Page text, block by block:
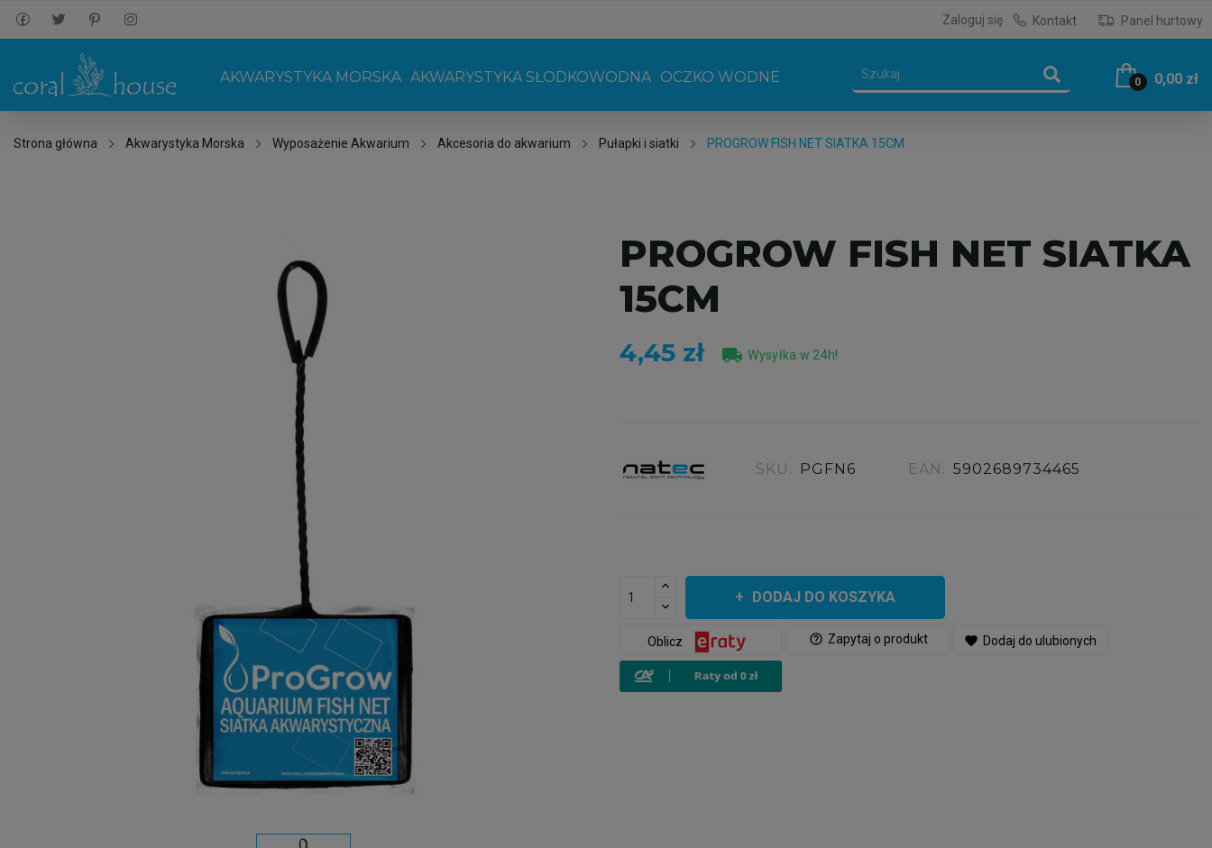
Zaloguj się Kontakt Panel hurtowy
AKWARYSTYKA MORSKA AKWARYSTYKA SŁODKOWODNA OCZKO WODNE 0 0,00 zł
Strona główna Akwarystyka Morska Wyposażenie Akwarium Akcesoria do akwarium Pułapki i siatki PROGROW FISH NET SIATKA 15CM
PROGROW FISH NET SIATKA
15CM
4,45 zł local_shipping Wysyłka w 24h!
SKU: PGFN6 EAN: 5902689734465
DODAJ DO KOSZYKA
help_outline Zapytaj o produkt
Oblicz favorite Dodaj do ulubionych